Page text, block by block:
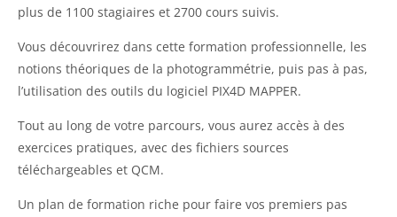
plus de 1100 stagiaires et 2700 cours suivis.
Vous découvrirez dans cette formation professionnelle, les
notions théoriques de la photogrammétrie, puis pas à pas,
l’utilisation des outils du logiciel PIX4D MAPPER.
Tout au long de votre parcours, vous aurez accès à des
exercices pratiques, avec des fichiers sources
téléchargeables et QCM.
Un plan de formation riche pour faire vos premiers pas